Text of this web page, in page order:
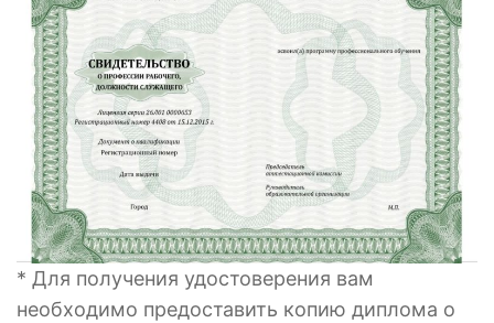
* Для получения удостоверения вам
необходимо предоставить копию диплома о